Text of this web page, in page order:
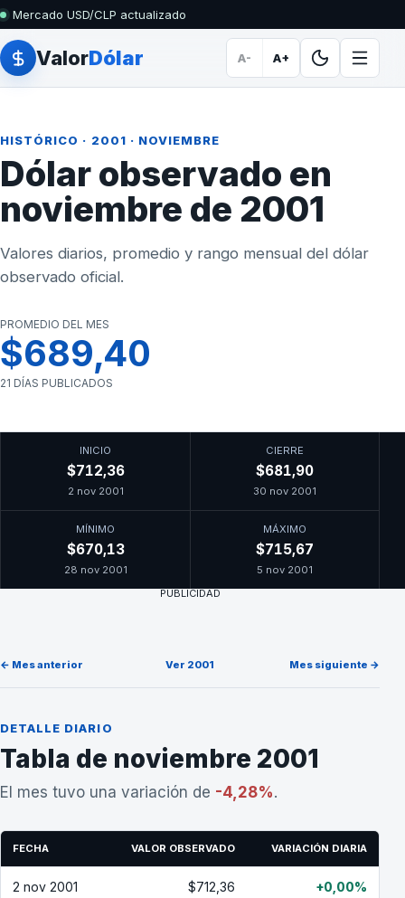
Mercado USD/CLP actualizado
ValorDólar A- A+
HISTÓRICO · 2001 · NOVIEMBRE
Dólar observado en
noviembre de 2001
Valores diarios, promedio y rango mensual del dólar
observado oficial.
PROMEDIO DEL MES
$689,40
21 DÍAS PUBLICADOS
INICIO
$712,36
2 nov 2001
CIERRE
$681,90
30 nov 2001
MÍNIMO
$670,13
28 nov 2001
MÁXIMO
$715,67
5 nov 2001
PUBLICIDAD
← Mes anterior Ver 2001 Mes siguiente →
DETALLE DIARIO
Tabla de noviembre 2001
El mes tuvo una variación de -4,28%.
FECHA VALOR OBSERVADO VARIACIÓN DIARIA
2 nov 2001 $712,36 +0,00%